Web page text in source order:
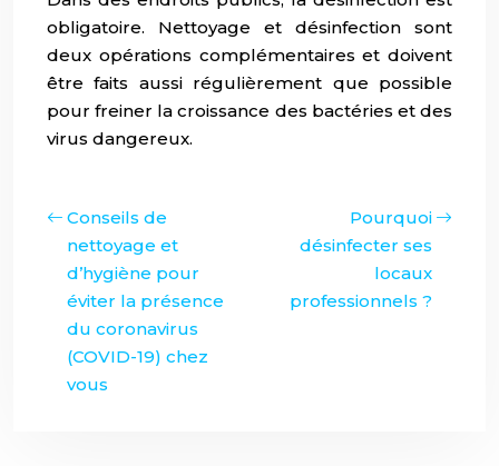
obligatoire. Nettoyage et désinfection sont
deux opérations complémentaires et doivent
être faits aussi régulièrement que possible
pour freiner la croissance des bactéries et des
virus dangereux.
Conseils de
nettoyage et
d’hygiène pour
éviter la présence
du coronavirus
(COVID-19) chez
vous
Pourquoi
désinfecter ses
locaux
professionnels ?